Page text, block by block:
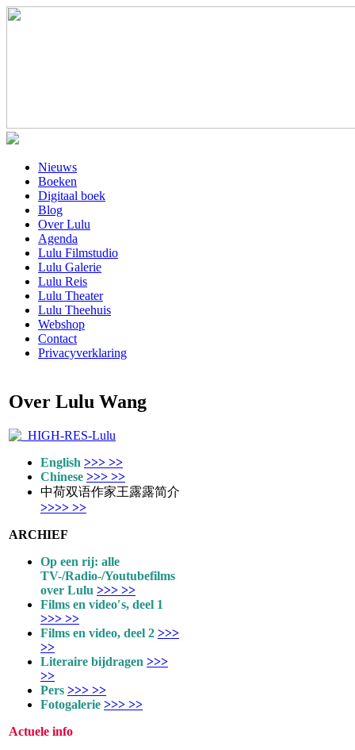
Nieuws
Boeken
Digitaal boek
Blog
Over Lulu
Agenda
Lulu Filmstudio
Lulu Galerie
Lulu Reis
Lulu Theater
Lulu Theehuis
Webshop
Contact
Privacyverklaring
Over Lulu Wang
English >>> >>
Chinese >>> >>
中荷双语作家王露露简介
>>>> >>
ARCHIEF
Op een rij: alle
TV-/Radio-/Youtubefilms
over Lulu >>> >>
Films en video′s, deel 1
>>> >>
Films en video, deel 2 >>>
>>
Literaire bijdragen >>>
>>
Pers >>> >>
Fotogalerie >>> >>
Actuele info